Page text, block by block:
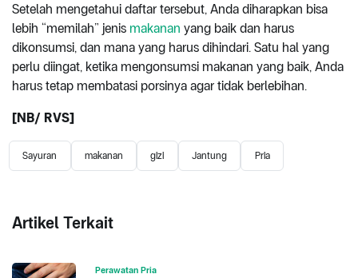
Setelah mengetahui daftar tersebut, Anda diharapkan bisa
lebih “memilah” jenis makanan yang baik dan harus
dikonsumsi, dan mana yang harus dihindari. Satu hal yang
perlu diingat, ketika mengonsumsi makanan yang baik, Anda
harus tetap membatasi porsinya agar tidak berlebihan.
[NB/ RVS]
Sayuran makanan gizi Jantung Pria
Artikel Terkait
Perawatan Pria